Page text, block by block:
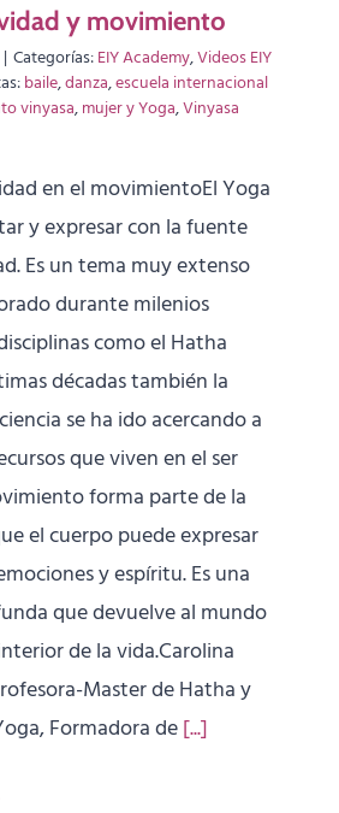
y movimiento
| Categorías:EIY Academy,Videos EIY
baile,danza,escuela internacional
vinyasa,mujer y Yoga,Vinyasa
en el movimientoEl Yoga
y expresar con la fuente
Es un tema muy extenso
durante milenios
como el Hatha
décadas también la
se ha ido acercando a
que viven en el ser
forma parte de la
el cuerpo puede expresar
y espíritu. Es una
que devuelve al mundo
de la vida.Carolina
Master de Hatha y
Formadora de[...]